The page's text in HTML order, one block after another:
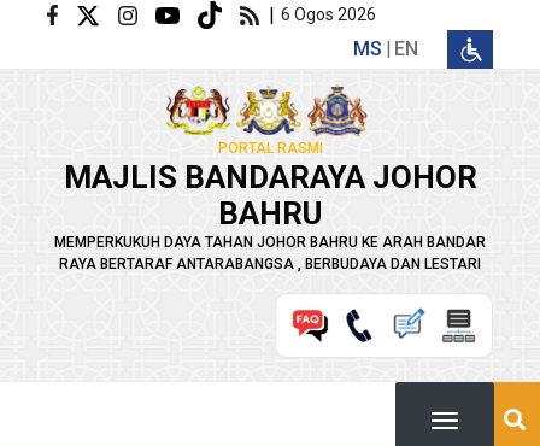
Langkau ke kandungan utama | 6 Ogos 2026
MS EN
PORTAL RASMI
MAJLIS BANDARAYA JOHOR
BAHRU
MEMPERKUKUH DAYA TAHAN JOHOR BAHRU KE ARAH BANDAR
RAYA BERTARAF ANTARABANGSA , BERBUDAYA DAN LESTARI